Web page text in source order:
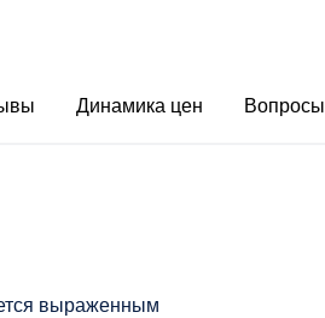
Динамика цен Вопросы
выраженным